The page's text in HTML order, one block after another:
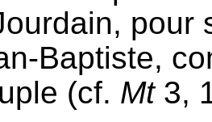
pour
Baptiste,
(cf. Mt3,